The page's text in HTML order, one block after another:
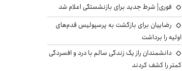
فوری| شرط جدید برای بازنشستگی اعلام شد
رضاییان برای بازگشت به پرسپولیس قدم‌های
اولیه را برداشت
دانشمندان راز یک زندگی سالم با درد و افسردگی
کمتر را کشف کردند